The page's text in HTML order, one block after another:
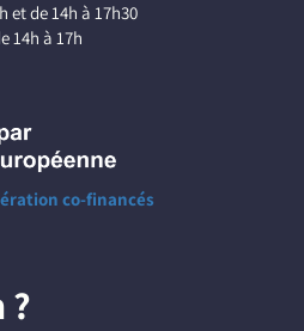
et de 14h à 17h30
14h à 17h
co-financés
?